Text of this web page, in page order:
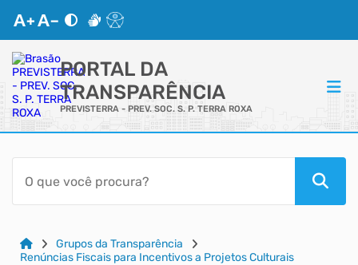
PORTAL DA
TRANSPARÊNCIA
PREVISTERRA - PREV. SOC. S. P. TERRA ROXA
ACESSO RÁPIDO
Acessibilidade
CidadãoGrupos da Transparência
Renúncias Fiscais para Incentivos a Projetos Culturais